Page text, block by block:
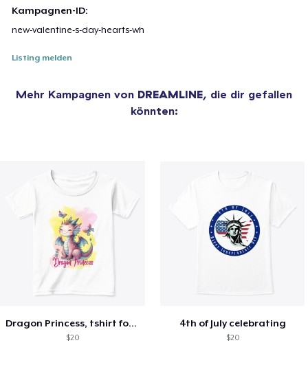
Kampagnen-ID:
new-valentine-s-day-hearts-wh
Listing melden
Mehr Kampagnen von DREAMLINE, die dir gefallen
könnten:
Dragon Princess, tshirt for Summer
$20
4th of July celebrating
$20